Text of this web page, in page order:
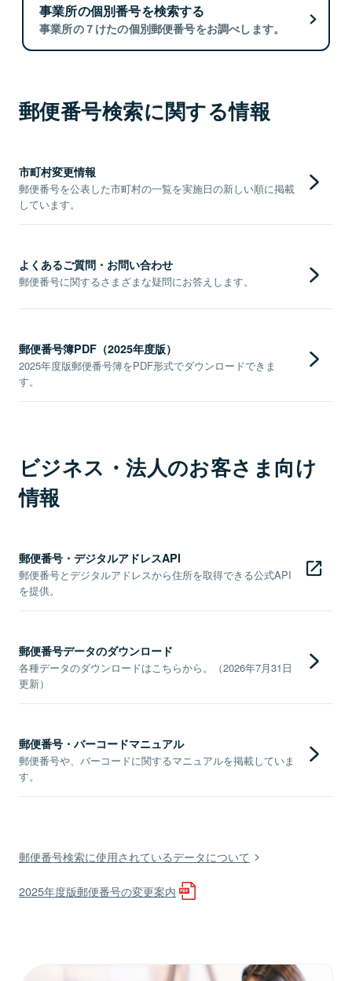
事業所の個別番号を検索する
事業所の７けたの個別郵便番号をお調べします。
郵便番号検索に関する情報
市町村変更情報
郵便番号を公表した市町村の一覧を実施日の新しい順に掲載
しています。
よくあるご質問・お問い合わせ
郵便番号に関するさまざまな疑問にお答えします。
郵便番号簿PDF（2025年度版）
2025年度版郵便番号簿をPDF形式でダウンロードできま
す。
ビジネス・法人のお客さま向け
情報
郵便番号・デジタルアドレスAPI
郵便番号とデジタルアドレスから住所を取得できる公式API
を提供。
郵便番号データのダウンロード
各種データのダウンロードはこちらから。（2026年7月31日
更新）
郵便番号・バーコードマニュアル
郵便番号や、バーコードに関するマニュアルを掲載していま
す。
郵便番号検索に使用されているデータについて
2025年度版郵便番号の変更案内